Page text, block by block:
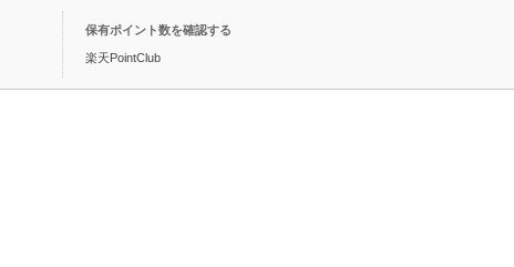
保有ポイント数を確認する
楽天PointClub